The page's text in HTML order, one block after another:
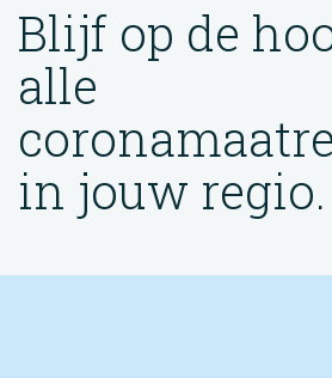
Blijf op de
alle
in jouw regio.